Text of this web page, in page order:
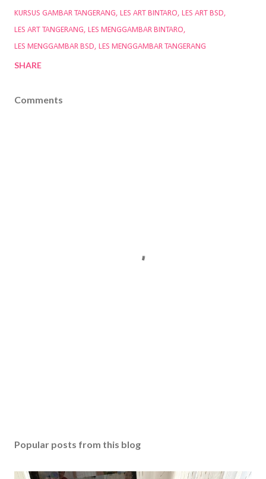
KURSUS GAMBAR TANGERANG
LES ART BINTARO
LES ART BSD
LES ART TANGERANG
LES MENGGAMBAR BINTARO
LES MENGGAMBAR BSD
LES MENGGAMBAR TANGERANG
SHARE
Comments
Popular posts from this blog